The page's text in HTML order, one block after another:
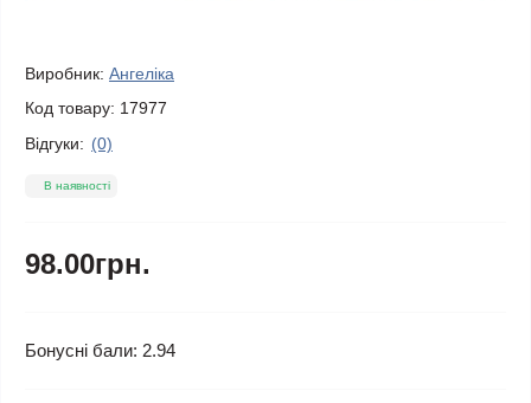
Виробник: Ангеліка
Код товару: 17977
Відгуки: (0)
В наявності
98.00грн.
Бонусні бали: 2.94